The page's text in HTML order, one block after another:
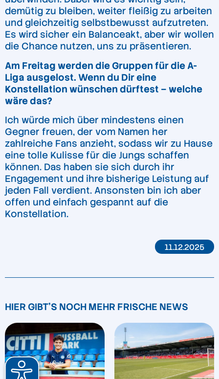
demütig zu bleiben, weiter fleißig zu arbeiten
und gleichzeitig selbstbewusst aufzutreten.
Es wird sicher ein Balanceakt, aber wir wollen
die Chance nutzen, uns zu präsentieren.
Am Freitag werden die Gruppen für die A-
Liga ausgelost. Wenn du Dir eine
Konstellation wünschen dürftest – welche
wäre das?
Ich würde mich über mindestens einen
Gegner freuen, der vom Namen her
zahlreiche Fans anzieht, sodass wir zu Hause
eine tolle Kulisse für die Jungs schaffen
können. Das haben sie sich durch ihr
Engagement und ihre bisherige Leistung auf
jeden Fall verdient. Ansonsten bin ich aber
offen und einfach gespannt auf die
Konstellation.
11.12.2025
HIER GIBT'S NOCH MEHR FRISCHE NEWS